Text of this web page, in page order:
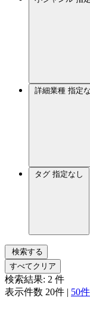
詳細業種 指定
タグ 指定なし
検索する
すべてクリア
検索結果: 2 件
表示件数 20件 | 50件